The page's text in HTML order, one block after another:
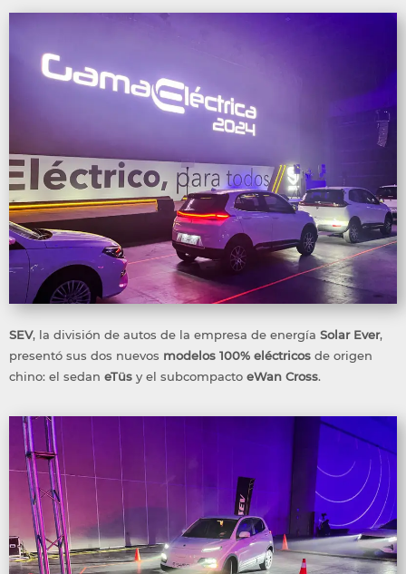
SEV, la división de autos de la empresa de energía Solar Ever,
presentó sus dos nuevos modelos 100% eléctricos de origen
chino: el sedan eTüs y el subcompacto eWan Cross.